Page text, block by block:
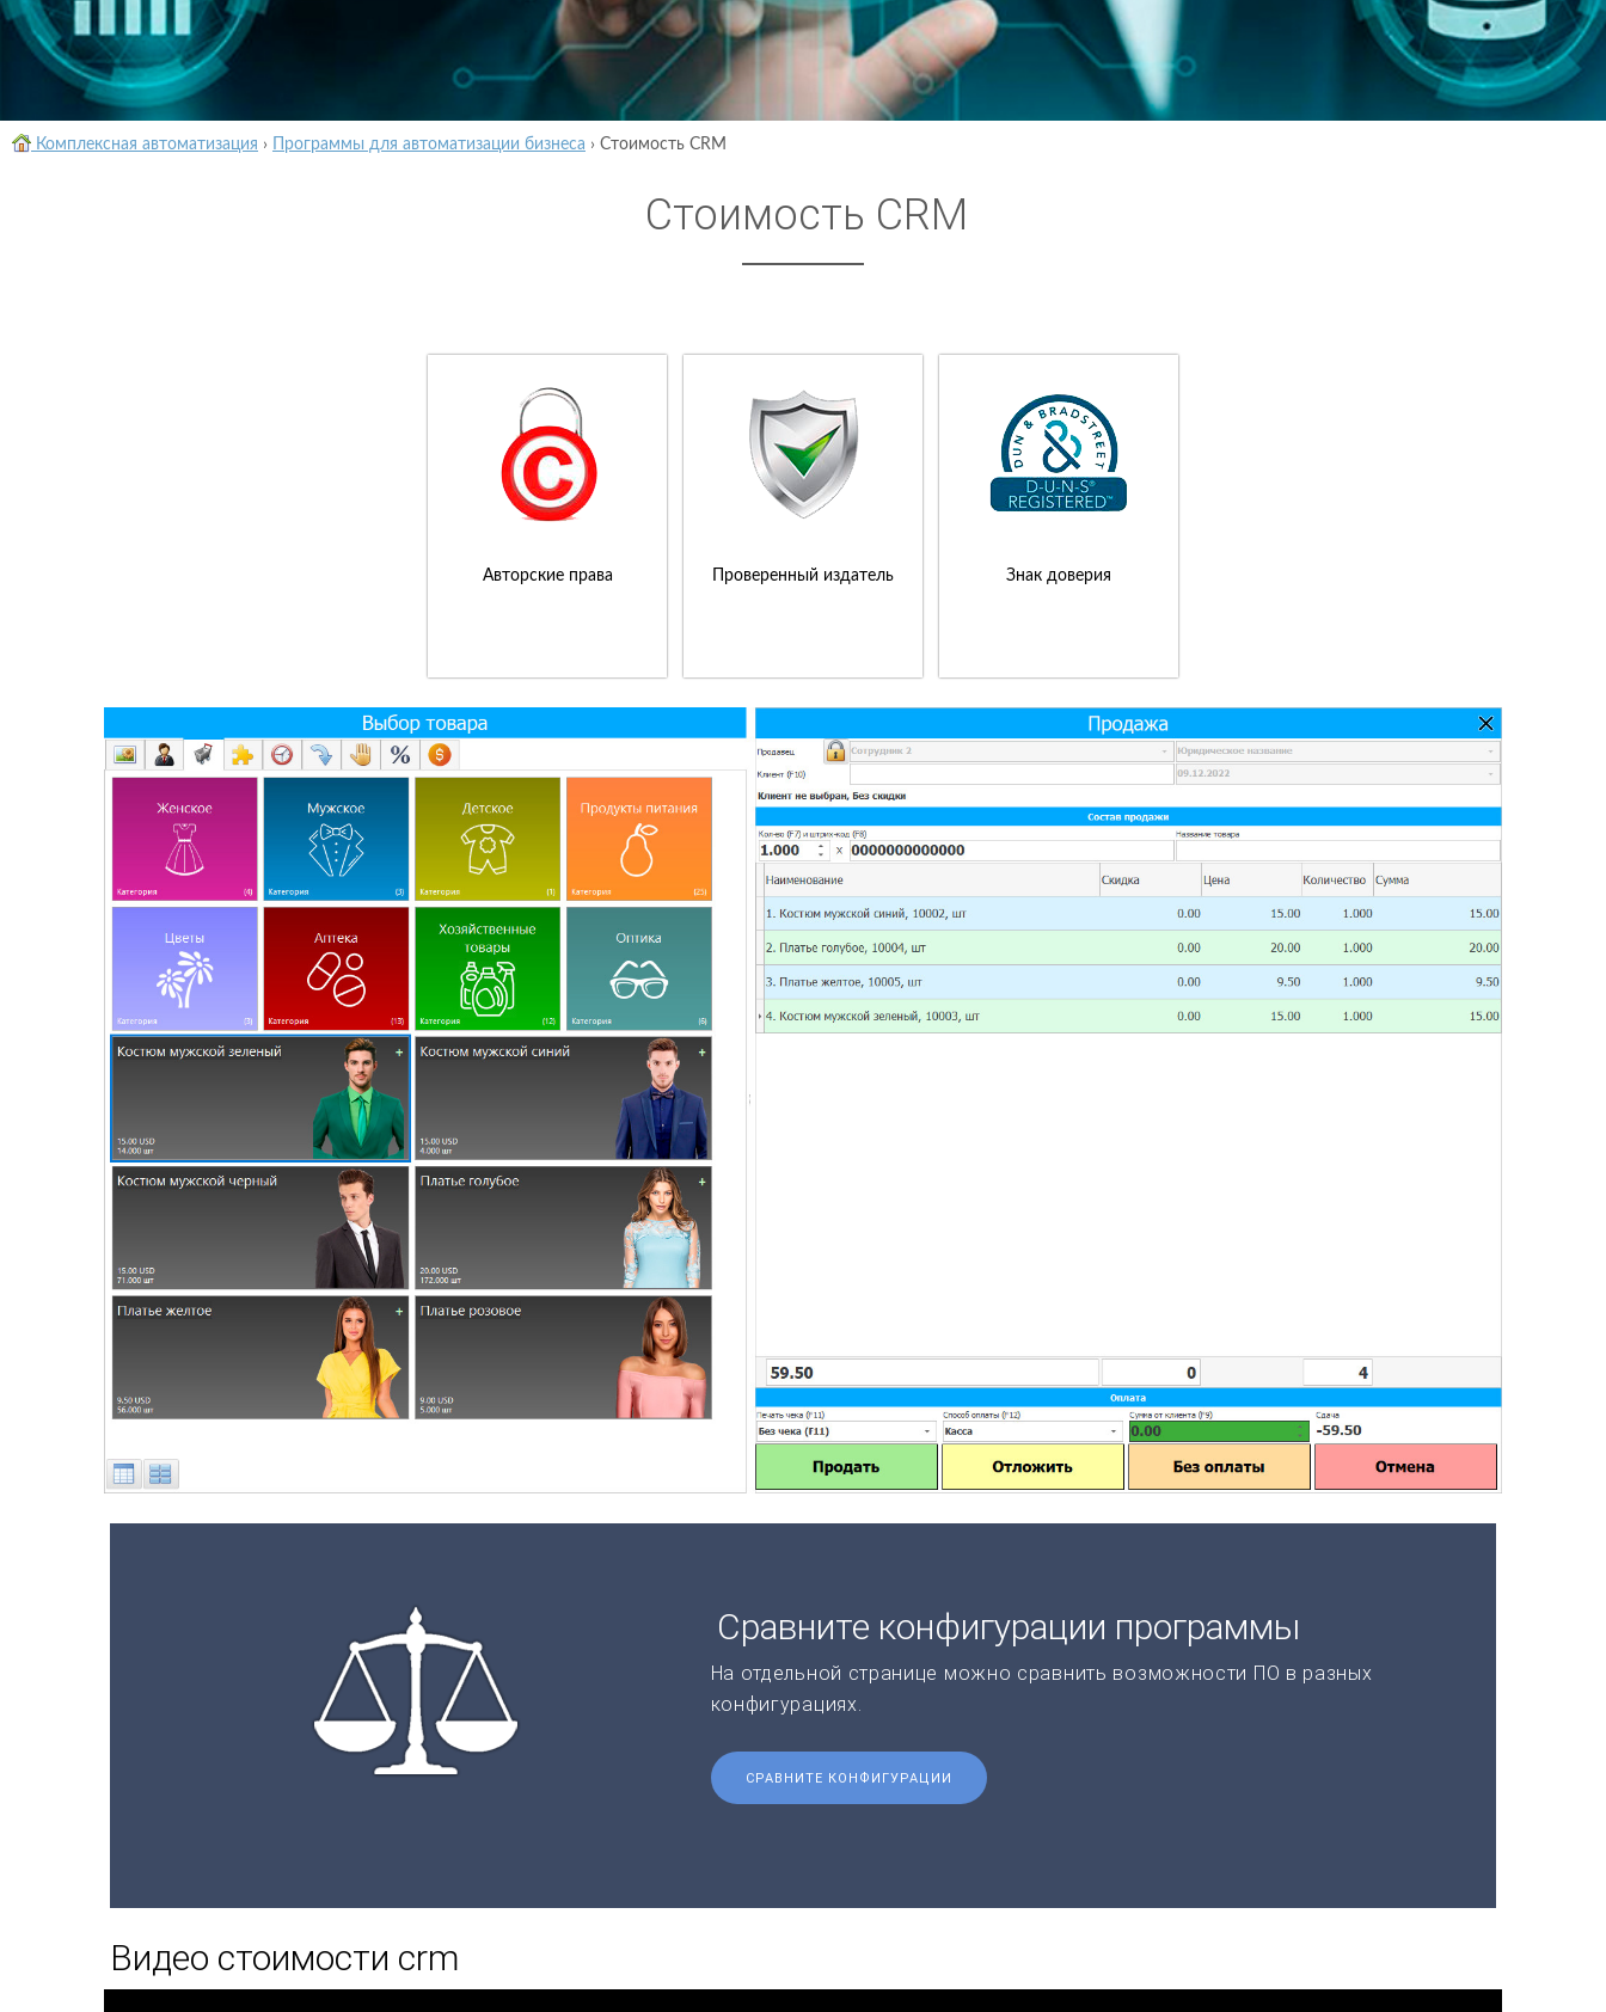
Комплексная автоматизация › Программы для автоматизации бизнеса › Стоимость CRM
Стоимость CRM
Авторские права Проверенный издатель Знак доверия
Сравните конфигурации программы
На отдельной странице можно сравнить возможности ПО в разных
конфигурациях.
СРАВНИТЕ КОНФИГУРАЦИИ
Видео стоимости crm